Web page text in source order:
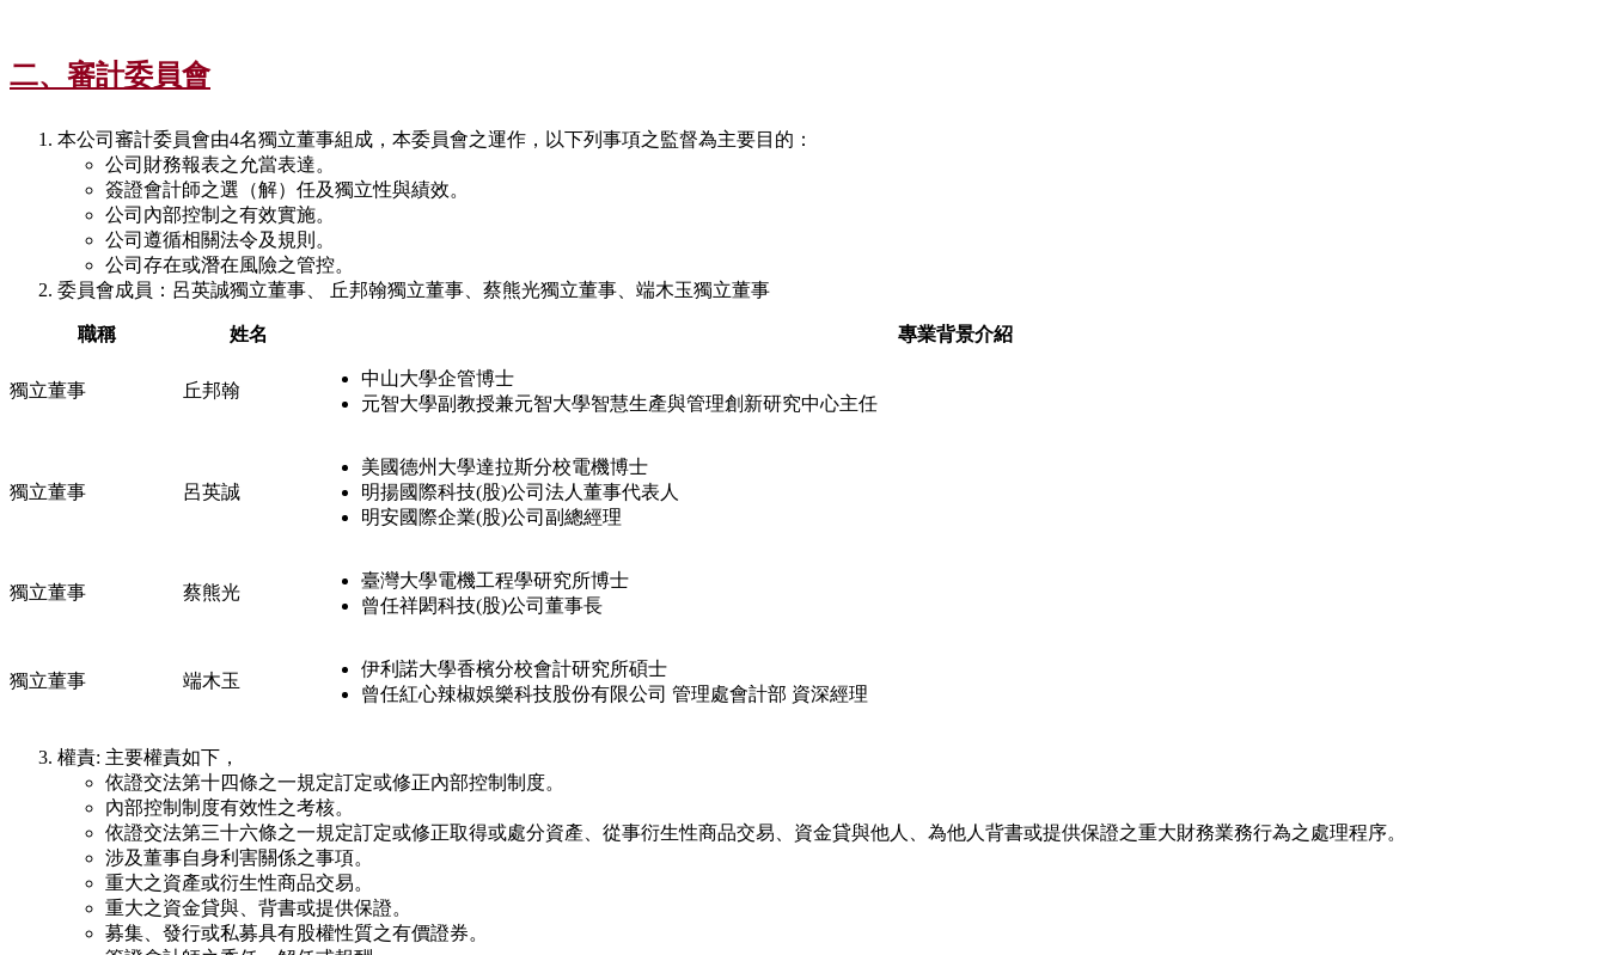
二、審計委員會
本公司審計委員會由4名獨立董事組成，本委員會之運作，以下列事項之監督為主要目的：
公司財務報表之允當表達。
簽證會計師之選（解）任及獨立性與績效。
公司內部控制之有效實施。
公司遵循相關法令及規則。
公司存在或潛在風險之管控。
委員會成員：呂英誠獨立董事、 丘邦翰獨立董事、蔡熊光獨立董事、端木玉獨立董事
職稱 姓名 專業背景介紹
獨立董事 丘邦翰
中山大學企管博士
元智大學副教授兼元智大學智慧生產與管理創新研究中心主任
獨立董事 呂英誠
美國德州大學達拉斯分校電機博士
明揚國際科技(股)公司法人董事代表人
明安國際企業(股)公司副總經理
獨立董事 蔡熊光
臺灣大學電機工程學研究所博士
曾任祥閎科技(股)公司董事長
獨立董事 端木玉
伊利諾大學香檳分校會計研究所碩士
曾任紅心辣椒娛樂科技股份有限公司 管理處會計部 資深經理
權責: 主要權責如下，
依證交法第十四條之一規定訂定或修正內部控制制度。
內部控制制度有效性之考核。
依證交法第三十六條之一規定訂定或修正取得或處分資產、從事衍生性商品交易、資金貸與他人、為他人背書或提供保證之重大財務業務行為之處理程序。
涉及董事自身利害關係之事項。
重大之資產或衍生性商品交易。
重大之資金貸與、背書或提供保證。
募集、發行或私募具有股權性質之有價證券。